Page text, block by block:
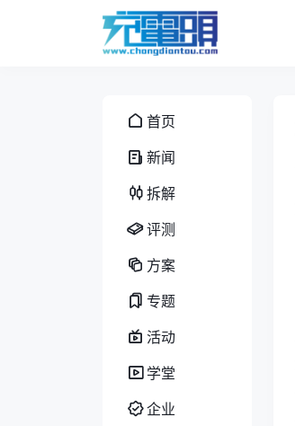
首页
新闻
拆解
评测
方案
专题
活动
学堂
企业